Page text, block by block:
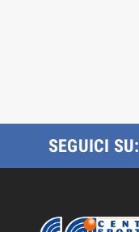
SEGUICI SU: